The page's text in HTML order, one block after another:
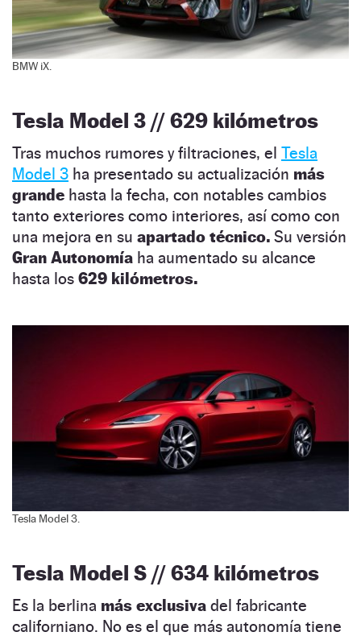
BMW iX.
Tesla Model 3 // 629 kilómetros
Tras muchos rumores y filtraciones, el Tesla
Model 3 ha presentado su actualización más
grande hasta la fecha, con notables cambios
tanto exteriores como interiores, así como con
una mejora en su apartado técnico. Su versión
Gran Autonomía ha aumentado su alcance
hasta los 629 kilómetros.
Tesla Model 3.
Tesla Model S // 634 kilómetros
Es la berlina más exclusiva del fabricante
californiano. No es el que más autonomía tiene